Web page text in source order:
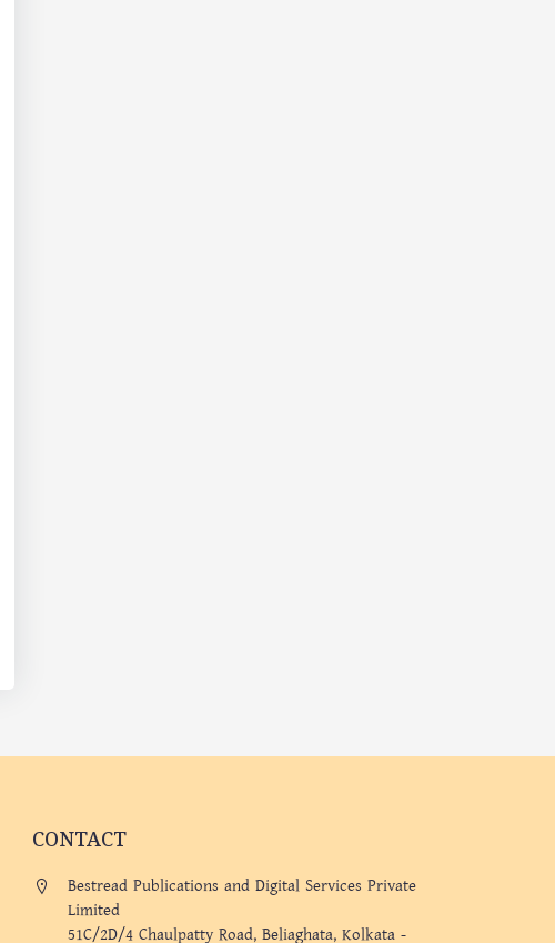
CONTACT
Bestread Publications and Digital Services Private
Limited
51C/2D/4 Chaulpatty Road, Beliaghata, Kolkata -